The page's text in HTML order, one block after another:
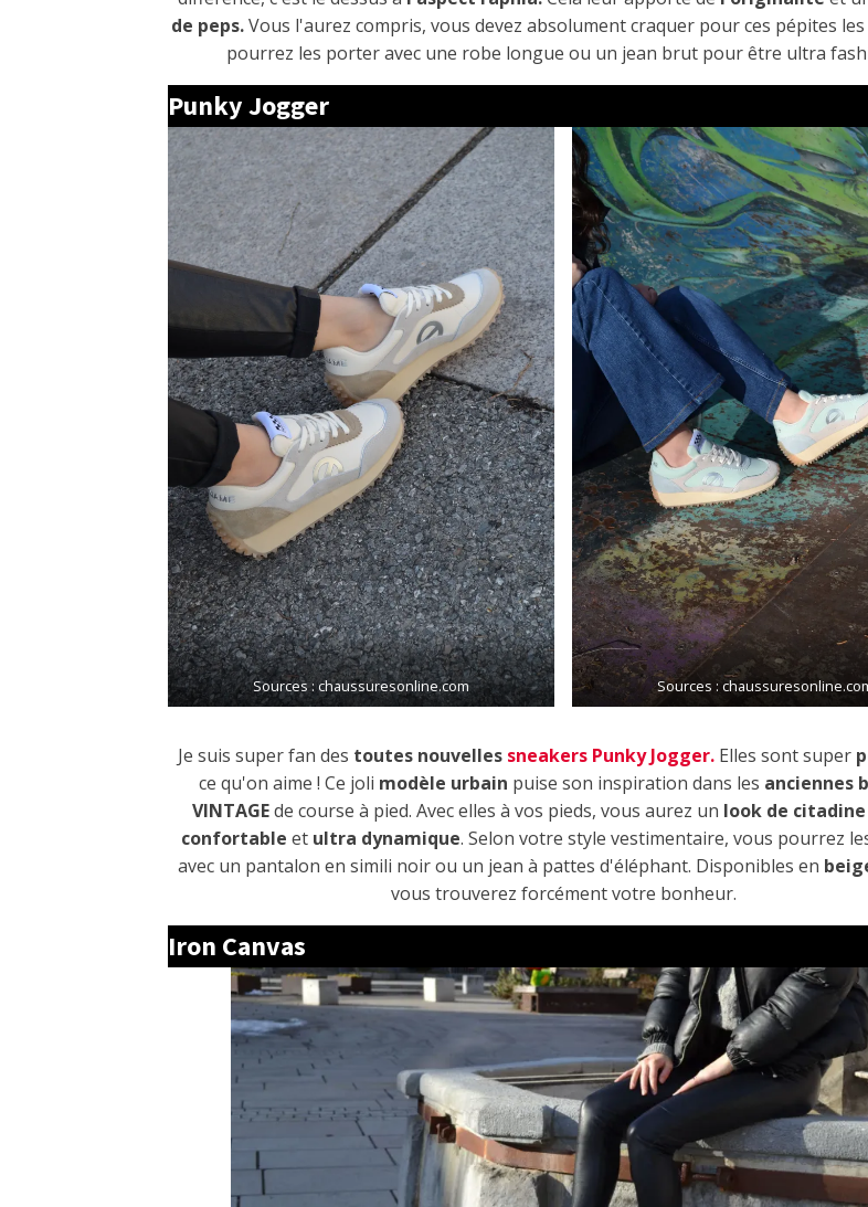
de peps.Vous l'aurez compris, vous devez absolument craquer pour ces pépites les
pourrez les porter avec une robe longue ou un jean brut pour être ultra
Punky Jogger
Sources : chaussuresonline.com Sources :
Je suis super fan des toutes nouvelles sneakers Punky Jogger. Elles sont super
ce qu'on aime ! Ce joli modèle urbain puise son inspiration dans les anciennes
VINTAGEde course à pied. Avec elles à vos pieds, vous aurez un look de citadine
confortable et ultra dynamique. Selon votre style vestimentaire, vous pourrez
avec un pantalon en simili noir ou un jean à pattes d'éléphant. Disponibles en
vous trouverez forcément votre bonheur.
Iron Canvas